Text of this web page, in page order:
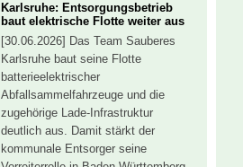
Karlsruhe: Entsorgungsbetrieb
baut elektrische Flotte weiter aus
[30.06.2026] Das Team Sauberes
Karlsruhe baut seine Flotte
batterieelektrischer
Abfallsammelfahrzeuge und die
zugehörige Lade-Infrastruktur
deutlich aus. Damit stärkt der
kommunale Entsorger seine